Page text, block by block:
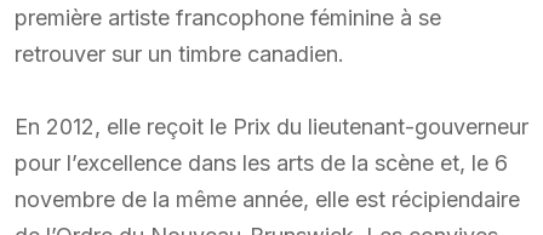
première artiste francophone féminine à se
retrouver sur un timbre canadien.
En 2012, elle reçoit le Prix du lieutenant-gouverneur
pour l’excellence dans les arts de la scène et, le 6
novembre de la même année, elle est récipiendaire